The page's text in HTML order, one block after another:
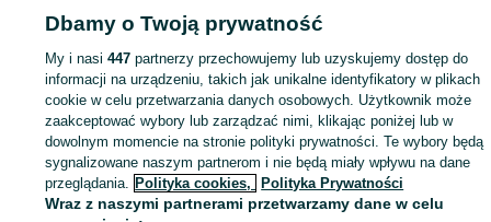
Strona główna Dom i Ogród Wyposażenie wnętrz
i kubki termiczne - Zbydniów
KATEGORIA
ID:1078246623
Dbamy o Twoją prywatność
My i nasi447 partnerzy przechowujemy lub uzyskujemy dostęp do
informacji na urządzeniu, takich jak unikalne identyfikatory w plikach
cookie w celu przetwarzania danych osobowych. Użytkownik może
zaakceptować wybory lub zarządzać nimi, klikając poniżej lub w
dowolnym momencie na stronie polityki prywatności. Te wybory będą
sygnalizowane naszym partnerom i nie będą miały wpływu na dane
przeglądania. Polityka cookies, Polityka Prywatności
Wraz z naszymi partnerami przetwarzamy dane w celu